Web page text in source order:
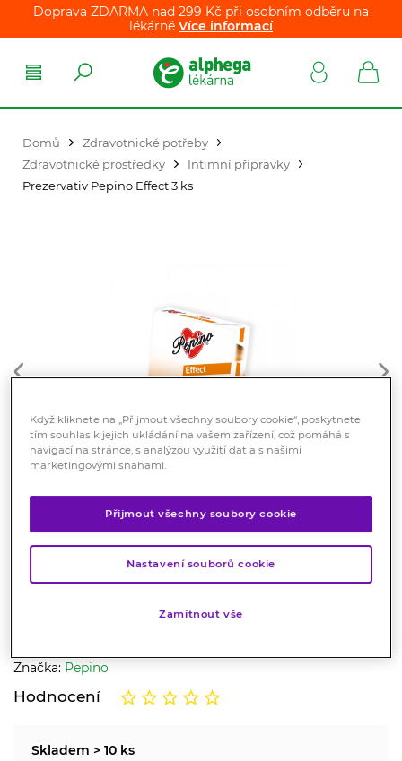
Doprava ZDARMA nad 299 Kč při osobním odběru na
lékárně Více informací
Domů
Zdravotnické potřeby
Zdravotnické prostředky
Intimní přípravky
Prezervativ Pepino Effect 3 ks
Prezervativ Pepino Effect 3 ks
Zdravotnický prostředek
Kondomy z přírodního latexu, zdrsněné kroužky, s
Značka: Pepino
Hodnocení
Skladem > 10 ks
Když kliknete na „Přijmout všechny soubory cookie“, poskytnete
tím souhlas k jejich ukládání na vašem zařízení, což pomáhá s
navigací na stránce, s analýzou využití dat a s našimi
marketingovými snahami.
Přijmout všechny soubory cookie
Nastavení souborů cookie
Zamítnout vše